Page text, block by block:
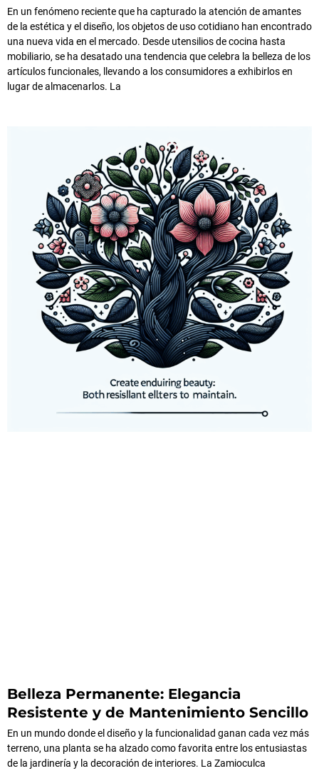
En un fenómeno reciente que ha capturado la atención de amantes
de la estética y el diseño, los objetos de uso cotidiano han encontrado
una nueva vida en el mercado. Desde utensilios de cocina hasta
mobiliario, se ha desatado una tendencia que celebra la belleza de los
artículos funcionales, llevando a los consumidores a exhibirlos en
lugar de almacenarlos. La
Belleza Permanente: Elegancia
Resistente y de Mantenimiento Sencillo
En un mundo donde el diseño y la funcionalidad ganan cada vez más
terreno, una planta se ha alzado como favorita entre los entusiastas
de la jardinería y la decoración de interiores. La Zamioculca